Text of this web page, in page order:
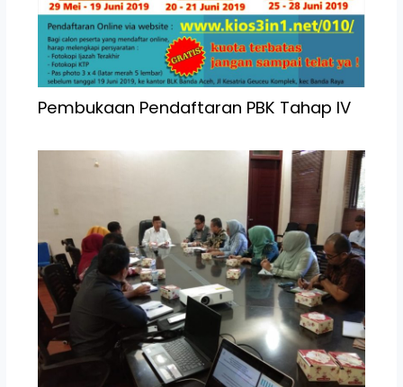
Pembukaan Pendaftaran PBK Tahap IV